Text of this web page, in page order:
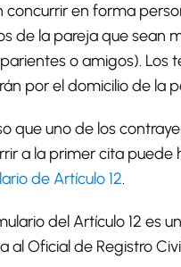
concurrir en forma
de la pareja que sean
o amigos). Los
por el domicilio de la
que uno de los
a la primer cita puede
de Artículo 12.
del Artículo 12 es
al Oficial de Registro